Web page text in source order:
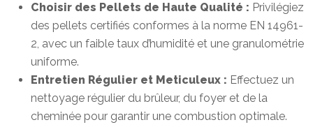
Choisir des Pellets de Haute Qualité : Privilégiez
des pellets certifiés conformes à la norme EN 14961-
2, avec un faible taux d’humidité et une granulométrie
uniforme.
Entretien Régulier et Meticuleux : Effectuez un
nettoyage régulier du brûleur, du foyer et de la
cheminée pour garantir une combustion optimale.